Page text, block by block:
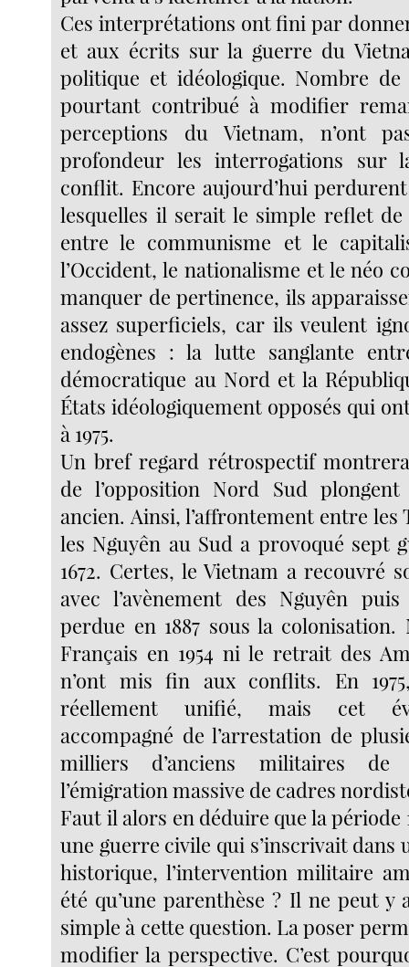
Ces interprétations ont fini par
et aux écrits sur la guerre du
politique et idéologique. Nombre
pourtant contribué à modifier
perceptions du Vietnam, n’ont
profondeur les interrogations sur
conflit. Encore aujourd’hui
lesquelles il serait le simple reflet
entre le communisme et le
l’Occident, le nationalisme et le néo
manquer de pertinence, ils
assez superficiels, car ils veulent
endogènes : la lutte sanglante
démocratique au Nord et la
États idéologiquement opposés qui
à 1975.
Un bref regard rétrospectif
de l’opposition Nord Sud
ancien. Ainsi, l’affrontement entre
les Nguyên au Sud a provoqué sept
1672. Certes, le Vietnam a recouvré
avec l’avènement des Nguyên
perdue en 1887 sous la
Français en 1954 ni le retrait des
n’ont mis fin aux conflits. En
réellement unifié, mais cet
accompagné de l’arrestation de
milliers d’anciens militaires
l’émigration massive de cadres
Faut il alors en déduire que la période
une guerre civile qui s’inscrivait dans
historique, l’intervention militaire
été qu’une parenthèse ? Il ne peut y
simple à cette question. La poser
modifier la perspective. C’est